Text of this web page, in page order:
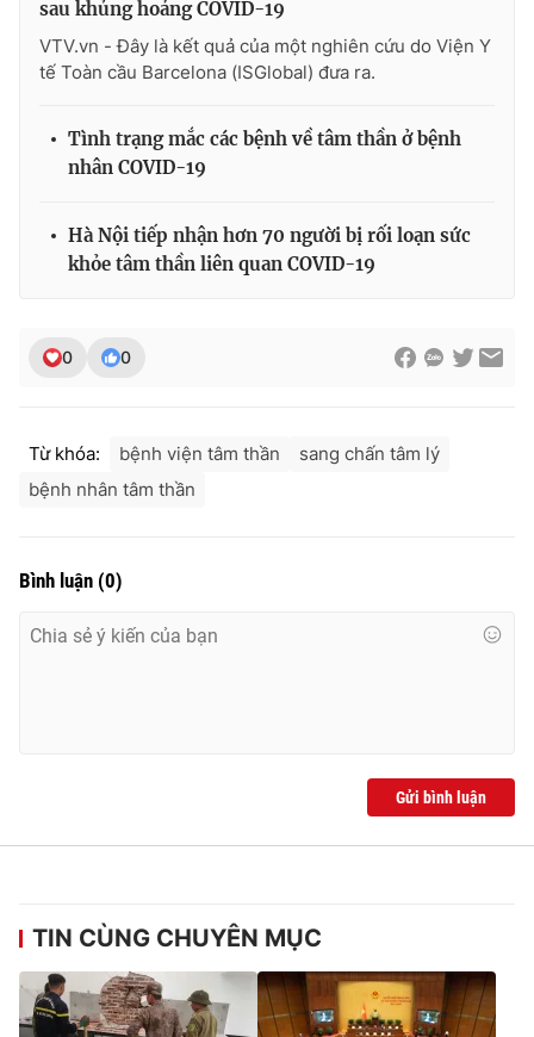
Ðiện thoại Thời báo VTV:024.66 897 897
Email:toasoan@vtv.vn
Liên hệ quảng cáo:024-7300.7108
thông tin từ website này.
sau khủng hoảng COVID-19
VTV.vn - Đây là kết quả của một nghiên cứu do Viện Y
tế Toàn cầu Barcelona (ISGlobal) đưa ra.
Tình trạng mắc các bệnh về tâm thần ở bệnh
nhân COVID-19
Hà Nội tiếp nhận hơn 70 người bị rối loạn sức
khỏe tâm thần liên quan COVID-19
0 0
Từ khóa: bệnh viện tâm thần
sang chấn tâm lý
bệnh nhân tâm thần
Bình luận (0)
Gửi bình luận
TIN CÙNG CHUYÊN MỤC